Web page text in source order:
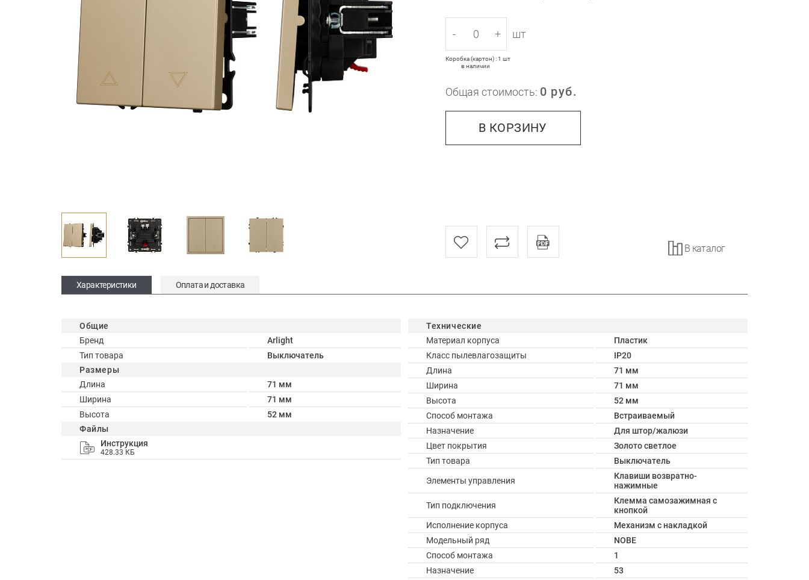
- + шт
Коробка (картон) : 1 шт
в наличии
Общая стоимость: 0 руб.
В КОРЗИНУ
В каталог
Характеристики Оплата и доставка
Общие
Бренд
Arlight
Тип товара
Выключатель
Размеры
Длина
71 мм
Ширина
71 мм
Высота
52 мм
Файлы
Инструкция
428.33 КБ
Технические
Материал корпуса
Пластик
Класс пылевлагозащиты
IP20
Длина
71 мм
Ширина
71 мм
Высота
52 мм
Способ монтажа
Встраиваемый
Назначение
Для штор/жалюзи
Цвет покрытия
Золото светлое
Тип товара
Выключатель
Элементы управления
Клавиши возвратно-
нажимные
Тип подключения
Клемма самозажимная с
кнопкой
Исполнение корпуса
Механизм с накладкой
Модельный ряд
NOBE
Способ монтажа
1
Назначение
53